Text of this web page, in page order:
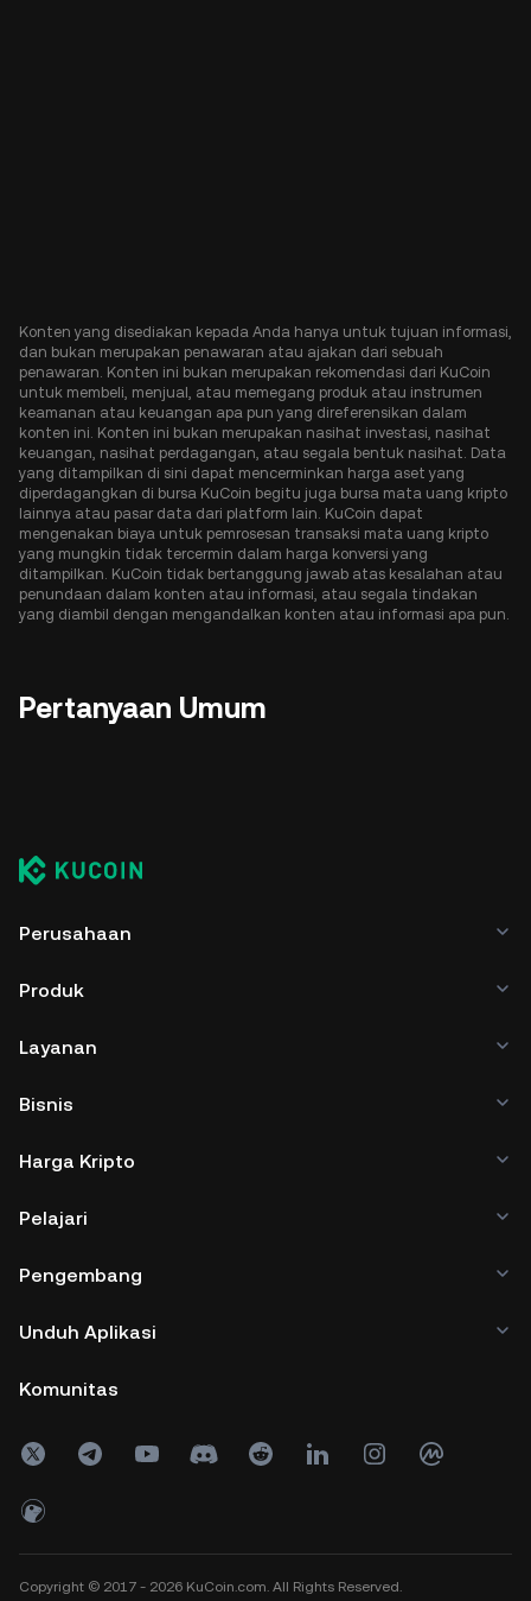
Konten yang disediakan kepada Anda hanya untuk tujuan informasi,
dan bukan merupakan penawaran atau ajakan dari sebuah
penawaran. Konten ini bukan merupakan rekomendasi dari KuCoin
untuk membeli, menjual, atau memegang produk atau instrumen
keamanan atau keuangan apa pun yang direferensikan dalam
konten ini. Konten ini bukan merupakan nasihat investasi, nasihat
keuangan, nasihat perdagangan, atau segala bentuk nasihat. Data
yang ditampilkan di sini dapat mencerminkan harga aset yang
diperdagangkan di bursa KuCoin begitu juga bursa mata uang kripto
lainnya atau pasar data dari platform lain. KuCoin dapat
mengenakan biaya untuk pemrosesan transaksi mata uang kripto
yang mungkin tidak tercermin dalam harga konversi yang
ditampilkan. KuCoin tidak bertanggung jawab atas kesalahan atau
penundaan dalam konten atau informasi, atau segala tindakan
yang diambil dengan mengandalkan konten atau informasi apa pun.
Pertanyaan Umum
Perusahaan
Produk
Layanan
Bisnis
Harga Kripto
Pelajari
Pengembang
Unduh Aplikasi
Komunitas
Copyright © 2017 - 2026 KuCoin.com. All Rights Reserved.